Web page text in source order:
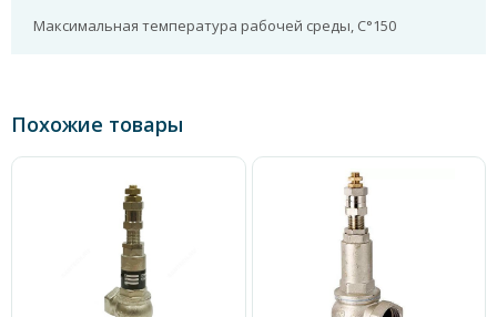
Максимальная температура рабочей среды, С°150
Похожие товары